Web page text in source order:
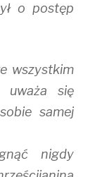
o postęp
wszystkim
uważa się
samej
nigdy